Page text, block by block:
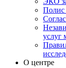
Полис
услуг
О центре